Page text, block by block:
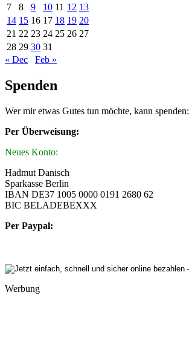
7
8 9 10 11 12 13
14 15 16 17 18 19 20
21 22 23 24 25 26 27
28 29 30 31
« Dec
Feb »
Spenden
Wer mir etwas Gutes tun möchte, kann spenden:
Per Überweisung:
Neues Konto:
Hadmut Danisch
Sparkasse Berlin
IBAN DE37 1005 0000 0191 2680 62
BIC BELADEBEXXX
Per Paypal:
Werbung